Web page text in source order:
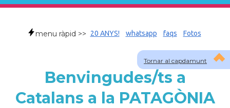
Tornar al capdamunt
menu ràpid >> 20 ANYS! whatsapp faqs Fotos
Benvingudes/ts a
Catalans a la PATAGÒNIA